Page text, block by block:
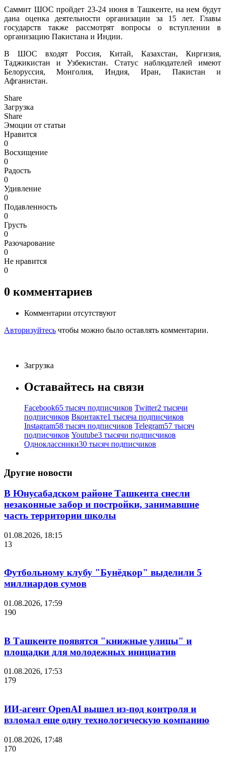
Саммит ШОС пройдет 23-24 июня в Ташкенте, на нем будут
дана оценка деятельности организации за 15 лет. Главы
государств также рассмотрят вопросы о вступлении в
организацию Пакистана и Индии.
В ШОС входят Россия, Китай, Казахстан, Киргизия,
Таджикистан и Узбекистан. Статус наблюдателей имеют
Белоруссия, Монголия, Индия, Иран, Пакистан и
Афганистан.
Share
Загрузка
Share
Эмоции от статьи
Нравится
0
Восхищение
0
Радость
0
Удивление
0
Подавленность
0
Грусть
0
Разочарование
0
Не нравится
0
0 комментариев
Комментарии отсутствуют
Авторизуйтесь чтобы можно было оставлять комментарии.
Загрузка
Оставайтесь на связи
Facebook65 тысяч подписчиков Twitter2 тысячи
подписчиков Вконтакте1 тысяча подписчиков
Instagram58 тысяч подписчиков Telegram57 тысяч
подписчиков Youtube3 тысячи подписчиков
Одноклассники30 тысяч подписчиков
Другие новости
В Юнусабадском районе Ташкента снесли
незаконные забор и постройки, занимавшие
часть территории школы
01.08.2026, 18:15
13
Футбольному клубу "Бунёдкор" выделили 5
миллиардов сумов
01.08.2026, 17:59
190
В Ташкенте появятся "книжные улицы" и
площадки для молодежных инициатив
01.08.2026, 17:53
179
ИИ-агент OpenAI вышел из-под контроля и
взломал еще одну технологическую компанию
01.08.2026, 17:48
170